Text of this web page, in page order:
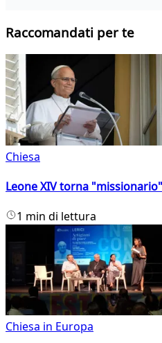
Raccomandati per te
Chiesa
Leone XIV torna
1 min di lettura
Chiesa in Europa